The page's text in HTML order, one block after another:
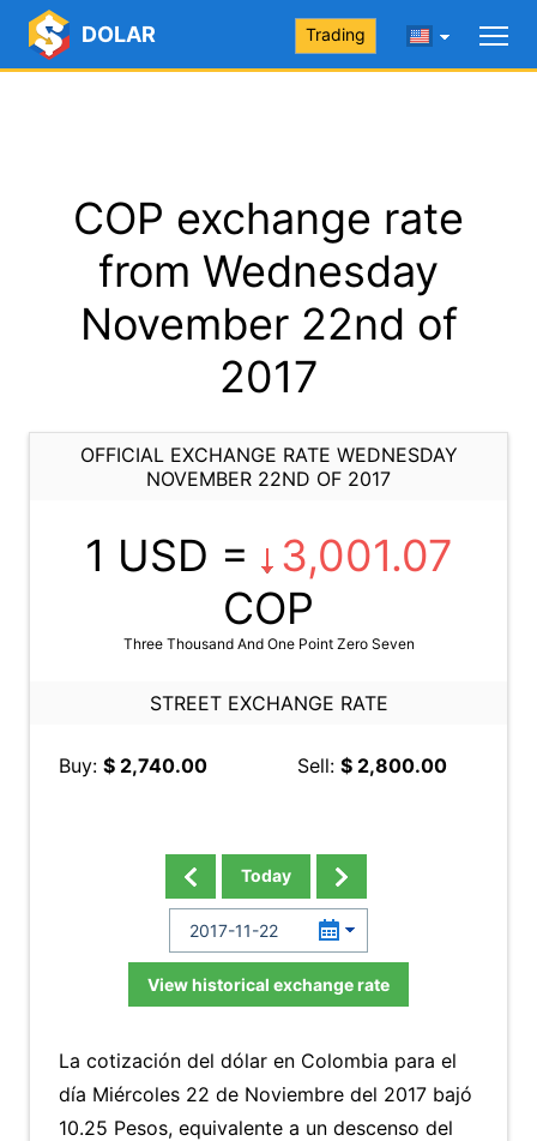
DOLAR Trading
COP exchange rate
from Wednesday
November 22nd of
2017
OFFICIAL EXCHANGE RATE WEDNESDAY
NOVEMBER 22ND OF 2017
1 USD =
3,001.07
COP
Three Thousand And One Point Zero Seven
STREET EXCHANGE RATE
Buy: $ 2,740.00 Sell: $ 2,800.00
Today
View historical exchange rate
La cotización del dólar en Colombia para el
día Miércoles 22 de Noviembre del 2017 bajó
10.25 Pesos, equivalente a un descenso del